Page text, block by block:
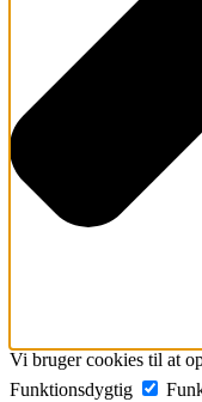
Vi bruger cookies til at
Funktionsdygtig